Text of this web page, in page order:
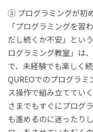
③ プログラミングが初
「プログラミングを習
だし続くか不安」とい
ログラミング教室」は
で、未経験でも楽しく
QUREOでのプログラ
ス操作で組み立ててい
さまでもすぐにプログ
も進めるのに迷ったり